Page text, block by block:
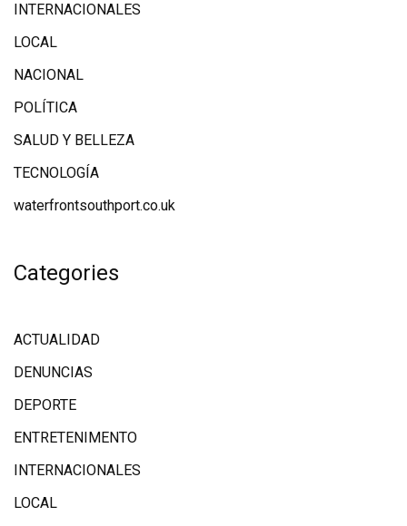
INTERNACIONALES
LOCAL
NACIONAL
POLÍTICA
SALUD Y BELLEZA
TECNOLOGÍA
waterfrontsouthport.co.uk
Categories
ACTUALIDAD
DENUNCIAS
DEPORTE
ENTRETENIMENTO
INTERNACIONALES
LOCAL